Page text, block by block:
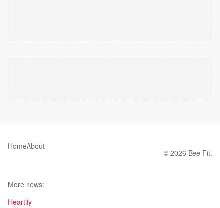
HomeAbout
© 2026 Bee Fit.
More news:
Heartify